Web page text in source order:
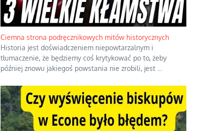
Ciemna strona podręcznikowych mitów historycznych
Historia jest doświadczeniem niepowtarzalnym i
tłumaczenie, że będziemy coś krytykować po to, żeby
później znowu jakiegoś powstania nie zrobili, jest